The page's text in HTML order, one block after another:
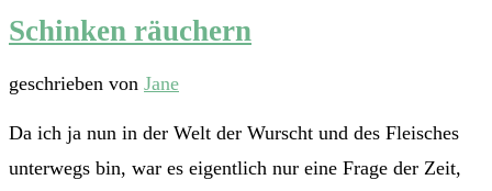
Schinken räuchern
geschrieben von Jane
Da ich ja nun in der Welt der Wurscht und des Fleisches
unterwegs bin, war es eigentlich nur eine Frage der Zeit,